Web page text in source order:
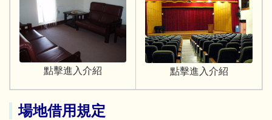
點擊進入介紹 點擊進入介紹
場地借用規定